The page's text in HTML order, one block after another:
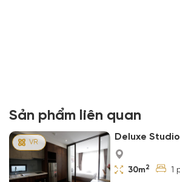
Sản phẩm liên quan
Deluxe Studio
30m2 1